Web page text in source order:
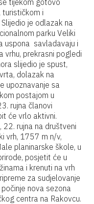
tijekom gotovo
i
je odlazak na
parku Veliki
uspona savladavaju i
vrhu, prekrasni pogledi
slijedio je spust,
dolazak na
upoznavanje sa
postajom u
rujna članovi
će vrlo aktivni.
rujna na društveni
vrh, 1757 m n/v,
planinarske škole, u
posjetit će u
i krenuti na vrh
za sudjelovanje
nova sezona
centra na Rakovcu.